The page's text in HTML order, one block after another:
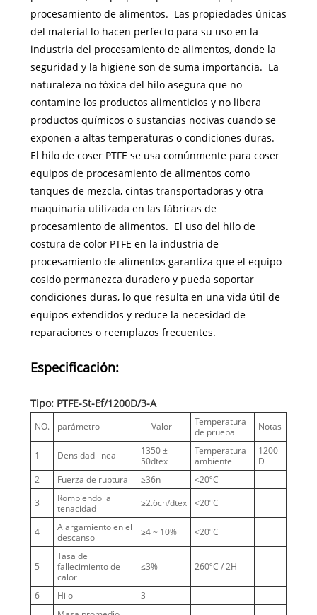
procesamiento de alimentos. Las propiedades únicas
del material lo hacen perfecto para su uso en la
industria del procesamiento de alimentos, donde la
seguridad y la higiene son de suma importancia. La
naturaleza no tóxica del hilo asegura que no
contamine los productos alimenticios y no libera
productos químicos o sustancias nocivas cuando se
exponen a altas temperaturas o condiciones duras.
El hilo de coser PTFE se usa comúnmente para coser
equipos de procesamiento de alimentos como
tanques de mezcla, cintas transportadoras y otra
maquinaria utilizada en las fábricas de
procesamiento de alimentos. El uso del hilo de
costura de color PTFE en la industria de
procesamiento de alimentos garantiza que el equipo
cosido permanezca duradero y pueda soportar
condiciones duras, lo que resulta en una vida útil de
equipos extendidos y reduce la necesidad de
reparaciones o reemplazos frecuentes.
Especificación:
Tipo: PTFE-St-Ef/1200D/3-A
NO. parámetro Valor
Temperatura
de prueba
Notas
1 Densidad lineal
1350 ±
50dtex
Temperatura
ambiente
1200
D
2
Fuerza de ruptura ≥36n
<20ºC
3
Rompiendo la
tenacidad
≥2.6cn/dtex <20ºC
4
Alargamiento en el
descanso
≥4 ~ 10% <20ºC
5
Tasa de
fallecimiento de
calor
≤3% 260ºC / 2H
6 Hilo
3